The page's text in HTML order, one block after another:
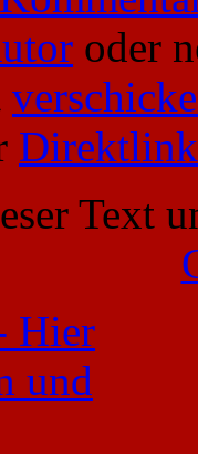
oder
Direktlink
Text